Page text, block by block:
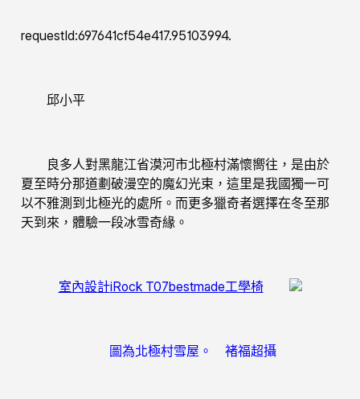
requestId:697641cf54e417.95103994.
邱小平
良多人對黑龍江省漠河市北極村滿懷嚮往，是由於
夏至時分那道劃破漫空的魔幻光束，這里是我國獨一可
以不雅測到北極光的處所。而更多獵奇者選擇在冬至那
天到來，體驗一段冰雪奇緣。
室內設計iRock T07bestmade工學椅
圖為北極村雪屋。 褚福超攝